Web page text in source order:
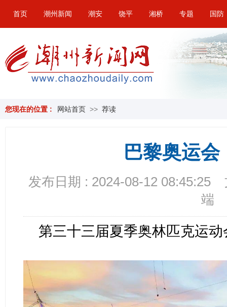
首页 潮州新闻 潮安 饶平 湘桥 专题 国防
您现在的位置 : 网站首页 >> 荐读
巴黎奥运会
发布日期 : 2024-08-12 08:45:25
端
第三十三届夏季奥林匹克运